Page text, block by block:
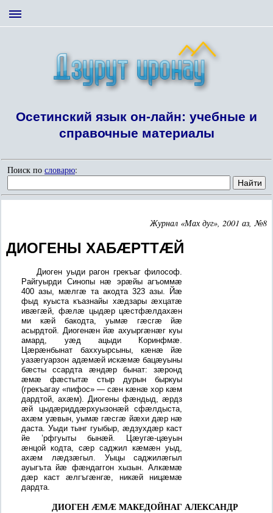
Осетинский язык он-лайн: учебные и
справочные материалы
Поиск по словарю:
Журнал «Мах дуг», 2001 аз, №8
ДИОГЕНЫ ХАБÆРТТÆЙ
Диоген уыди рагон грекъаг философ.
Райгуырди Синопы нæ эрæйы агъоммæ
400 азы, мæлгæ та акодта 323 азы. Йæ
фыд куыста къазнайы хæдзары æхцатæ
ивæгæй, фæлæ цыдæр цæстфæлдахæн
ми кæй бакодта, уымæ гæсгæ йæ
асырдтой. Диогенæн йæ ахуыргæнæг куы
амард, уæд ацыди Коринфмæ.
Цæрæнбынат баххуырсыны, кæнæ йæ
уазæгуарзон адæмæй искæмæ бацæуыны
бæсты ссардта æндæр бынат: зæронд
æмæ фæстытæ стыр дурын быркуы
(грекъагау «пифос» — сæн кæнæ хор кæм
дардтой, ахæм). Диогены фæндыд, æрдз
æй цыдæриддæрхуызонæй сфæлдыста,
ахæм уæвын, уымæ гæсгæ йæхи дæр нæ
даста. Уыди тынг гуыбыр, æдзухдæр каст
йе ’рфгуыты бынæй. Цæугæ-цæуын
æнцой кодта, сæр саджил кæмæн уыд,
ахæм лæдзæгыл. Уыцы саджилæгыл
ауыгъта йæ фæндаггон хызын. Алкæмæ
дæр каст æлгъгæнгæ, никæй ницæмæ
дардта.
ДИОГЕН ӔМӔ МАКЕДОЙНАГ АЛЕКСАНДР